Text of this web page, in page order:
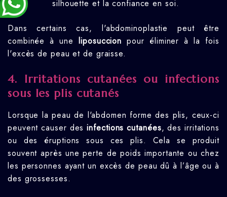
silhouette et la confiance en soi.
Dans certains cas, l'abdominoplastie peut être
combinée à uneliposuccion pour éliminer à la fois
l'excès de peau et de graisse.
4. Irritations cutanées ou infections
sous les plis cutanés
Lorsque la peau de l'abdomen forme des plis, ceux-ci
peuvent causer desinfections cutanées, des irritations
ou des éruptions sous ces plis. Cela se produit
souvent après une perte de poids importante ou chez
les personnes ayant un excès de peau dû à l’âge ou à
des grossesses.